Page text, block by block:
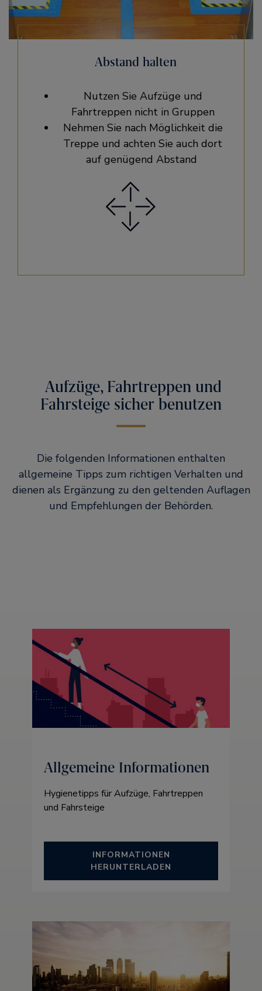
Abstand halten
Nutzen Sie Aufzüge und
Fahrtreppen nicht in Gruppen
Nehmen Sie nach Möglichkeit die
Treppe und achten Sie auch dort
auf genügend Abstand
Aufzüge, Fahrtreppen und
Fahrsteige sicher benutzen
Die folgenden Informationen enthalten
allgemeine Tipps zum richtigen Verhalten und
dienen als Ergänzung zu den geltenden Auflagen
und Empfehlungen der Behörden.
Allgemeine Informationen
Hygienetipps für Aufzüge, Fahrtreppen
und Fahrsteige
INFORMATIONEN
HERUNTERLADEN